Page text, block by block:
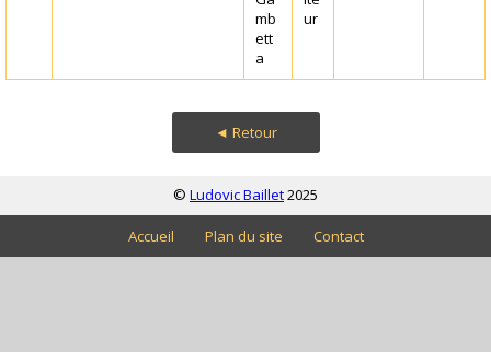
mb
ett
a
ur
◄ Retour
© Ludovic Baillet2025
Accueil Plan du site Contact